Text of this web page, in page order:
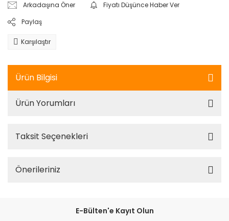
Arkadaşına Öner
Fiyatı Düşünce Haber Ver
Paylaş
Karşılaştır
Ürün Bilgisi
Ürün Yorumları
Taksit Seçenekleri
Önerileriniz
E-Bülten'e Kayıt Olun